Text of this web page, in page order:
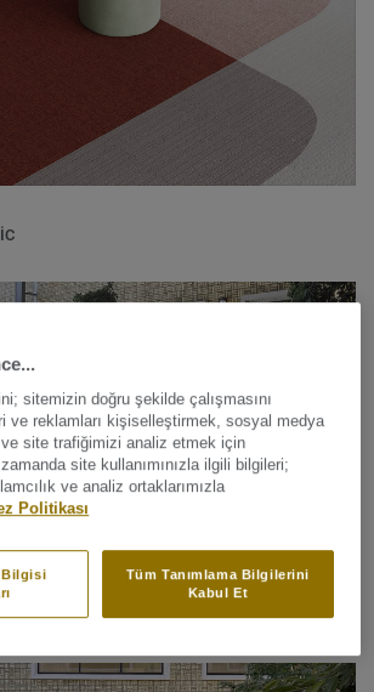
GOLD
sitemizin doğru şekilde çalışmasını
ve reklamları kişiselleştirmek, sosyal medya
site trafiğimizi analiz etmek için
site kullanımınızla ilgili bilgileri;
ve analiz ortaklarımızla
Politikası
Tüm Tanımlama Bilgilerini
Kabul Et
Bilgisi